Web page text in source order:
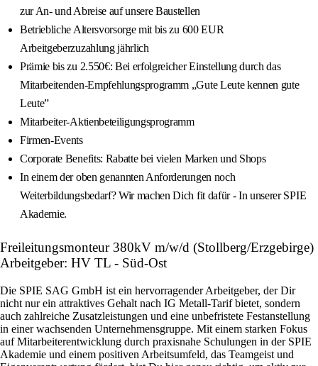
zur An- und Abreise auf unsere Baustellen
Betriebliche Altersvorsorge mit bis zu 600 EUR
Arbeitgeberzuzahlung jährlich
Prämie bis zu 2.550€: Bei erfolgreicher Einstellung durch das
Mitarbeitenden-Empfehlungsprogramm „Gute Leute kennen gute
Leute”
Mitarbeiter-Aktienbeteiligungsprogramm
Firmen-Events
Corporate Benefits: Rabatte bei vielen Marken und Shops
In einem der oben genannten Anforderungen noch
Weiterbildungsbedarf? Wir machen Dich fit dafür - In unserer SPIE
Akademie.
Freileitungsmonteur 380kV m/w/d (Stollberg/Erzgebirge)
Arbeitgeber: HV TL - Süd-Ost
Die SPIE SAG GmbH ist ein hervorragender Arbeitgeber, der Dir
nicht nur ein attraktives Gehalt nach IG Metall-Tarif bietet, sondern
auch zahlreiche Zusatzleistungen und eine unbefristete Festanstellung
in einer wachsenden Unternehmensgruppe. Mit einem starken Fokus
auf Mitarbeiterentwicklung durch praxisnahe Schulungen in der SPIE
Akademie und einem positiven Arbeitsumfeld, das Teamgeist und